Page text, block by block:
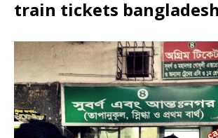
train tickets bangladesh